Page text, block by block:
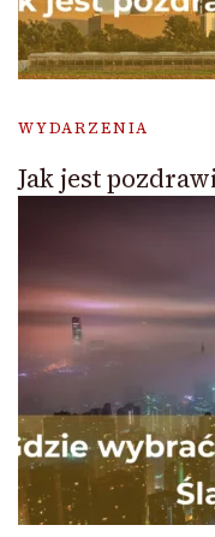
WYDARZENIA
Jak jest